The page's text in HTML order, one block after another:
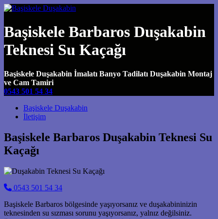
Başiskele Barbaros Duşakabin
Teknesi Su Kaçağı
Başiskele Duşakabin İmalatı Banyo Tadilatı Duşakabin Montaj
ve Cam Tamiri
0543 501 54 34
Main Navigation
Başiskele Duşakabin
İletişim
Başiskele Barbaros Duşakabin Teknesi Su
Kaçağı
0543 501 54 34
Başiskele Barbaros bölgesinde yaşıyorsanız ve duşakabininizin
teknesinden su sızması sorunu yaşıyorsanız, yalnız değilsiniz.